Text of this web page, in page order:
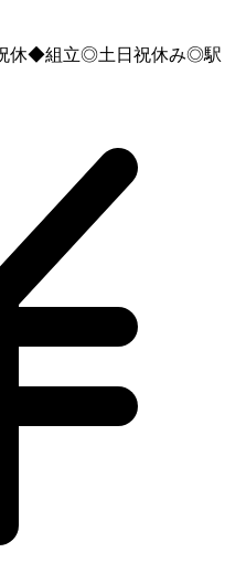
休◆組立◎土日祝休み◎駅